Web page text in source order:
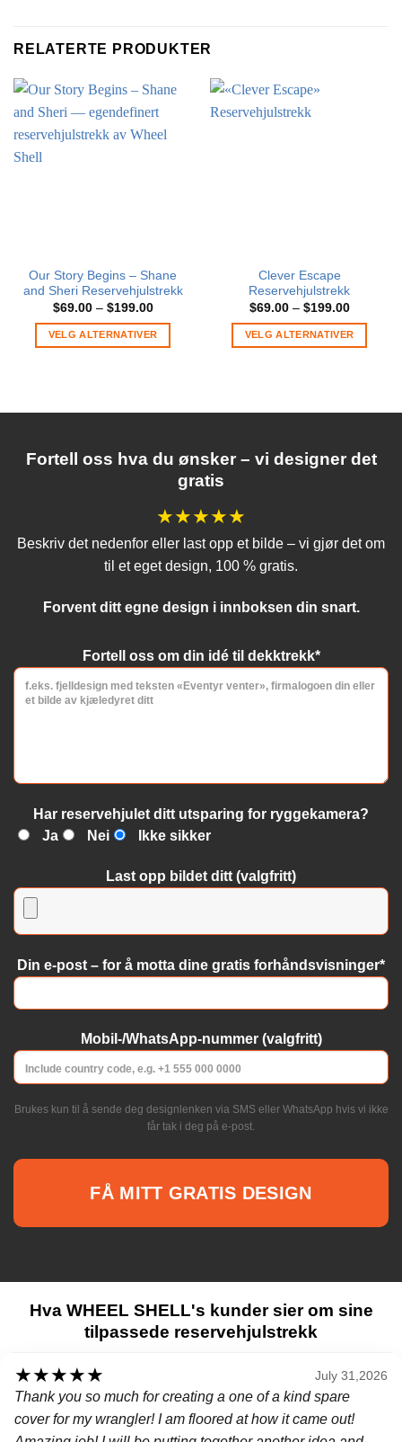
RELATERTE PRODUKTER
Our Story Begins – Shane
and Sheri Reservehjulstrekk
$69.00 – $199.00Prisintervall:
til
$199.00
VELG ALTERNATIVER
flere
Alternativene
kan
produktsiden
Clever Escape
Reservehjulstrekk
$69.00 – $199.00
til
$199.00
VELG ALTERNATIVER
flere
Alternativene
kan
Fortell oss hva du ønsker – vi designer det
gratis
★★★★★
Beskriv det nedenfor eller last opp et bilde – vi gjør det om
til et eget design, 100 % gratis.
Forvent ditt egne design i innboksen din snart.
Fortell oss om din idé til dekktrekk*
Har reservehjulet ditt utsparing for ryggekamera?
Ja
Nei Ikke sikker
Last opp bildet ditt (valgfritt)
Din e-post – for å motta dine gratis forhåndsvisninger*
Mobil-/WhatsApp-nummer (valgfritt)
Brukes kun til å sende deg designlenken via SMS eller WhatsApp hvis vi ikke
får tak i deg på e-post.
Hva WHEEL SHELL's kunder sier om sine
tilpassede reservehjulstrekk
★★★★★ July 31,2026
Thank you so much for creating a one of a kind spare
cover for my wrangler! I am floored at how it came out!